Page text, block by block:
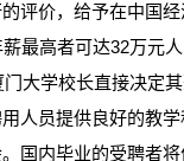
评价，给予在中国
最高者可达32万元
大学校长直接决定
人员提供良好的教
国内毕业的受聘者